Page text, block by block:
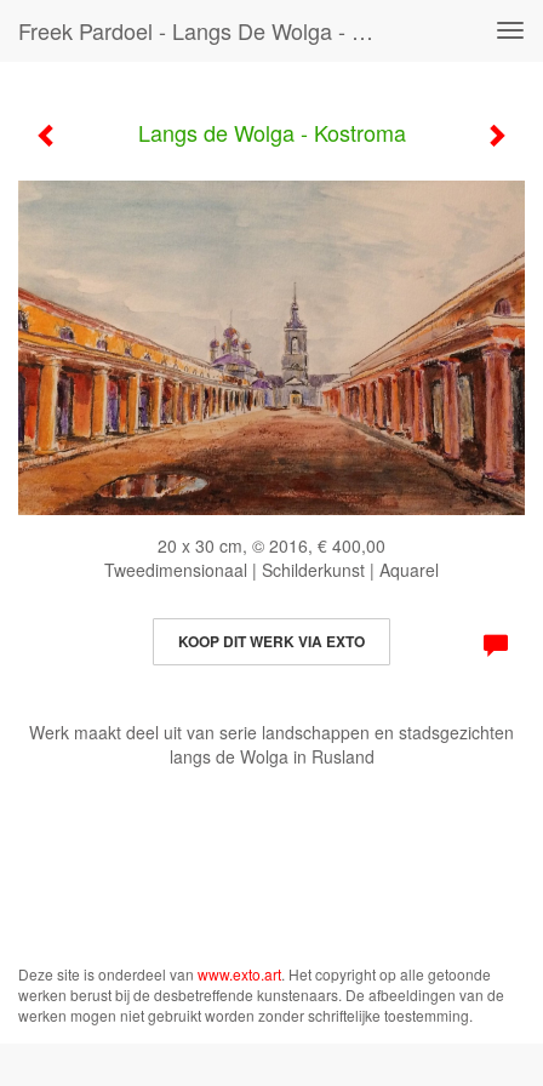
Freek Pardoel - Langs De Wolga - Kostroma
Langs de Wolga - Kostroma
20 x 30 cm, © 2016, € 400,00
Tweedimensionaal | Schilderkunst | Aquarel
KOOP DIT WERK VIA EXTO
Werk maakt deel uit van serie landschappen en stadsgezichten
langs de Wolga in Rusland
Deze site is onderdeel van www.exto.art. Het copyright op alle getoonde
werken berust bij de desbetreffende kunstenaars. De afbeeldingen van de
werken mogen niet gebruikt worden zonder schriftelijke toestemming.